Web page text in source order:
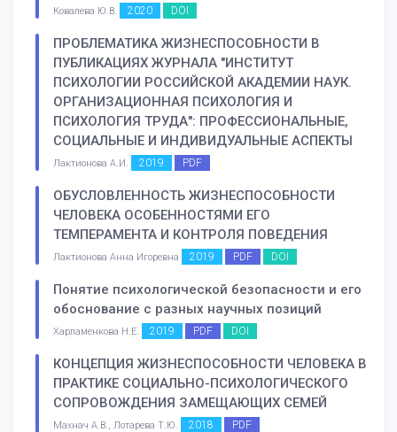
Ковалева Ю.В. 2020 DOI
ПРОБЛЕМАТИКА ЖИЗНЕСПОСОБНОСТИ В
ПУБЛИКАЦИЯХ ЖУРНАЛА "ИНСТИТУТ
ПСИХОЛОГИИ РОССИЙСКОЙ АКАДЕМИИ НАУК.
ОРГАНИЗАЦИОННАЯ ПСИХОЛОГИЯ И
ПСИХОЛОГИЯ ТРУДА": ПРОФЕССИОНАЛЬНЫЕ,
СОЦИАЛЬНЫЕ И ИНДИВИДУАЛЬНЫЕ АСПЕКТЫ
Лактионова А.И. 2019 PDF
ОБУСЛОВЛЕННОСТЬ ЖИЗНЕСПОСОБНОСТИ
ЧЕЛОВЕКА ОСОБЕННОСТЯМИ ЕГО
ТЕМПЕРАМЕНТА И КОНТРОЛЯ ПОВЕДЕНИЯ
Лактионова Анна Игоревна 2019 PDF DOI
Понятие психологической безопасности и его
обоснование с разных научных позиций
Харламенкова Н.Е. 2019 PDF DOI
КОНЦЕПЦИЯ ЖИЗНЕСПОСОБНОСТИ ЧЕЛОВЕКА В
ПРАКТИКЕ СОЦИАЛЬНО-ПСИХОЛОГИЧЕСКОГО
СОПРОВОЖДЕНИЯ ЗАМЕЩАЮЩИХ СЕМЕЙ
Махнач А.В., Лотарева Т.Ю. 2018 PDF